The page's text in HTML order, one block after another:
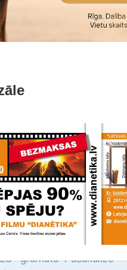
savu uzmanību
Es pastāvīgi darīju 10
es pirmo reizi izjutu
- gramata "Pašanalīze"